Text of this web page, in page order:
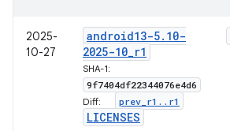
2025-
10-27
android13-5. 10-
2025-10_r1
SHA-1:
9f7404df22344076e4d6
Diff: prev r1 . . r1
LICENSES